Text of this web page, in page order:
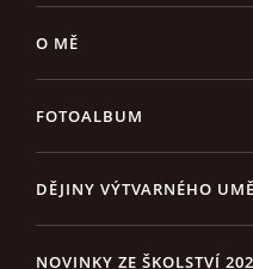
O MĚ
FOTOALBUM
DĚJINY VÝTVARNÉHO
NOVINKY ZE ŠKOLSTVÍ